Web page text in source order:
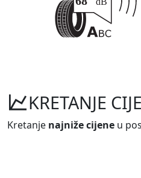
KRETANJE
Kretanje najniže cijene u